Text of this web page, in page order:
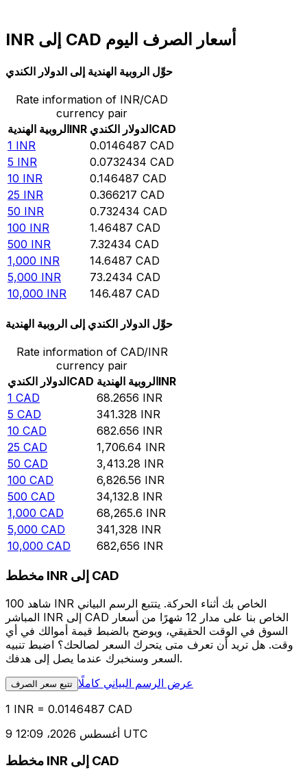
INR إلى CAD أسعار الصرف اليوم
حوِّل الروبية الهندية إلى الدولار الكندي
Rate information of INR/CAD
currency pair
الروبية الهنديةINR الدولار الكنديCAD
1 INR 0.0146487 CAD
5 INR 0.0732434 CAD
10 INR 0.146487 CAD
25 INR 0.366217 CAD
50 INR 0.732434 CAD
100 INR 1.46487 CAD
500 INR 7.32434 CAD
1,000 INR 14.6487 CAD
5,000 INR 73.2434 CAD
10,000 INR 146.487 CAD
حوِّل الدولار الكندي إلى الروبية الهندية
Rate information of CAD/INR
currency pair
الدولار الكنديCAD الروبية الهنديةINR
1 CAD 68.2656 INR
5 CAD 341.328 INR
10 CAD 682.656 INR
25 CAD 1,706.64 INR
50 CAD 3,413.28 INR
100 CAD 6,826.56 INR
500 CAD 34,132.8 INR
1,000 CAD 68,265.6 INR
5,000 CAD 341,328 INR
10,000 CAD 682,656 INR
مخطط INR إلى CAD
شاهد 100 INR الخاص بك أثناء الحركة. يتتبع الرسم البياني
المباشر INR إلى CAD الخاص بنا على مدار 12 شهرًا من أسعار
السوق في الوقت الحقيقي، ويوضح بالضبط قيمة أموالك في أي
وقت. هل تريد أن تعرف متى يتحرك السعر لصالحك؟ اضبط تنبيه
السعر وسنخبرك عندما يصل إلى هدفك.
تتبع سعر الصرف عرض الرسم البياني كاملًا
1 INR = 0.0146487 CAD
9 أغسطس 2026، 12:09 UTC
مخطط INR إلى CAD